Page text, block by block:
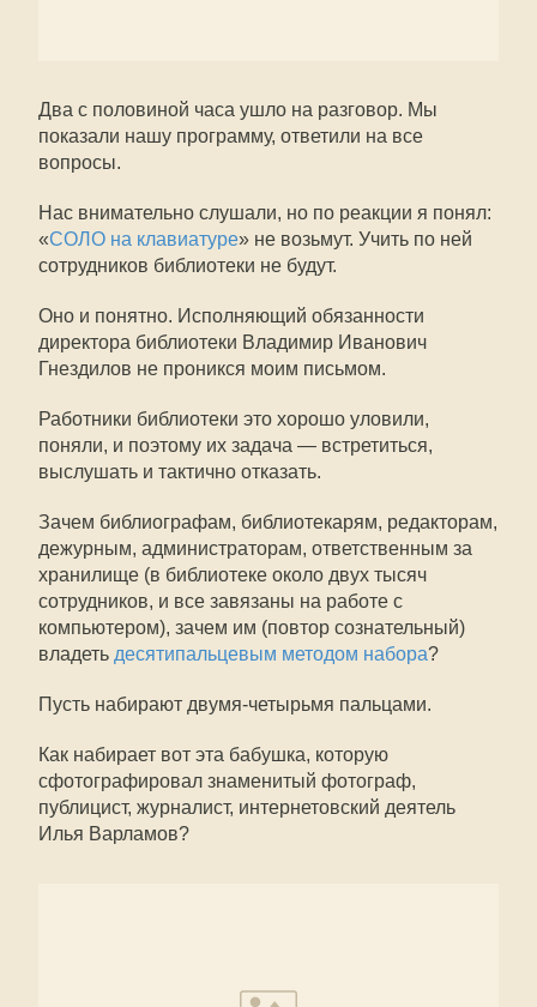
Два с половиной часа ушло на разговор. Мы
показали нашу программу, ответили на все
вопросы.
Нас внимательно слушали, но по реакции я понял:
«СОЛО на клавиатуре» не возьмут. Учить по ней
сотрудников библиотеки не будут.
Оно и понятно. Исполняющий обязанности
директора библиотеки Владимир Иванович
Гнездилов не проникся моим письмом.
Работники библиотеки это хорошо уловили,
поняли, и поэтому их задача — встретиться,
выслушать и тактично отказать.
Зачем библиографам, библиотекарям, редакторам,
дежурным, администраторам, ответственным за
хранилище (в библиотеке около двух тысяч
сотрудников, и все завязаны на работе с
компьютером), зачем им (повтор сознательный)
владеть десятипальцевым методом набора?
Пусть набирают двумя-четырьмя пальцами.
Как набирает вот эта бабушка, которую
сфотографировал знаменитый фотограф,
публицист, журналист, интернетовский деятель
Илья Варламов?